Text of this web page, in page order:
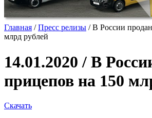
Главная /Пресс релизы /В России
млрд рублей
14.01.2020 / В
прицепов на 150
Скачать